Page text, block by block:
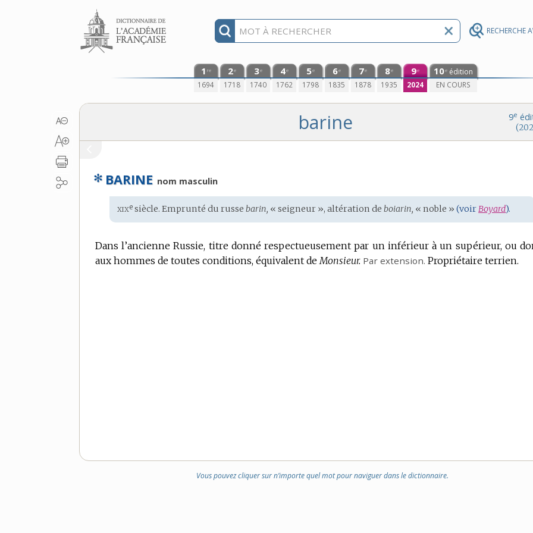
RECHERCHE
Aller au contenu
1 re
1694
2e
1718
3e
1740
4e
1762
5e
1798
6e
1835
7e
1878
8e
1935
9e
2024
10e édition
EN COURS
9e
barine
✻ BARINE nom masculin
Étymologie
:
xixe siècle. Emprunté durusse barin, « seigneur », altération deboiarin, « noble »(voirBoyard).
Dans l’ancienne Russie, titre donné respectueusement par un inférieur à un supérieur, ou
aux hommes de toutes conditions, équivalent de Monsieur. Par extension. Propriétaire terrien.
Vous pouvez cliquer sur n’importe quel mot pour naviguer dans le dictionnaire.